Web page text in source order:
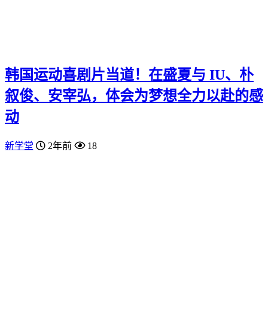
韩国运动喜剧片当道！在盛夏与 IU、朴
叙俊、安宰弘，体会为梦想全力以赴的感
动
新学堂 2年前 18